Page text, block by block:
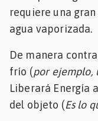
requiere una
agua vaporizada.
De manera
frío (por ejemplo,
Liberará Energía
del objeto (Es lo